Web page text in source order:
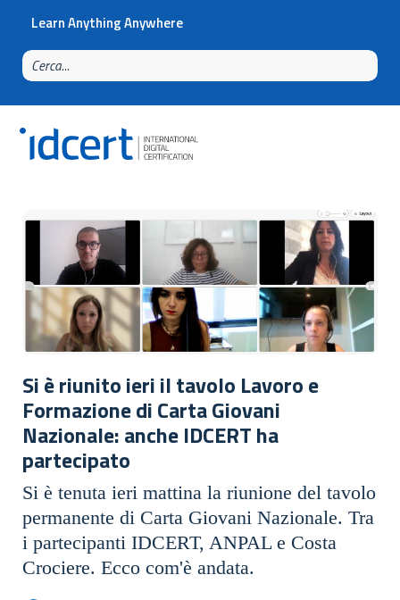
Learn Anything Anywhere
Si è riunito ieri il tavolo Lavoro e
Formazione di Carta Giovani
Nazionale: anche IDCERT ha
partecipato
Si è tenuta ieri mattina la riunione del tavolo
permanente di Carta Giovani Nazionale. Tra
i partecipanti IDCERT, ANPAL e Costa
Crociere. Ecco com'è andata.